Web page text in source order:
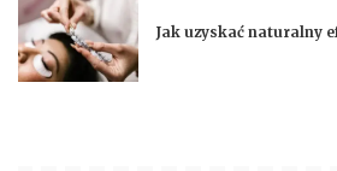
Jak uzyskać naturalny